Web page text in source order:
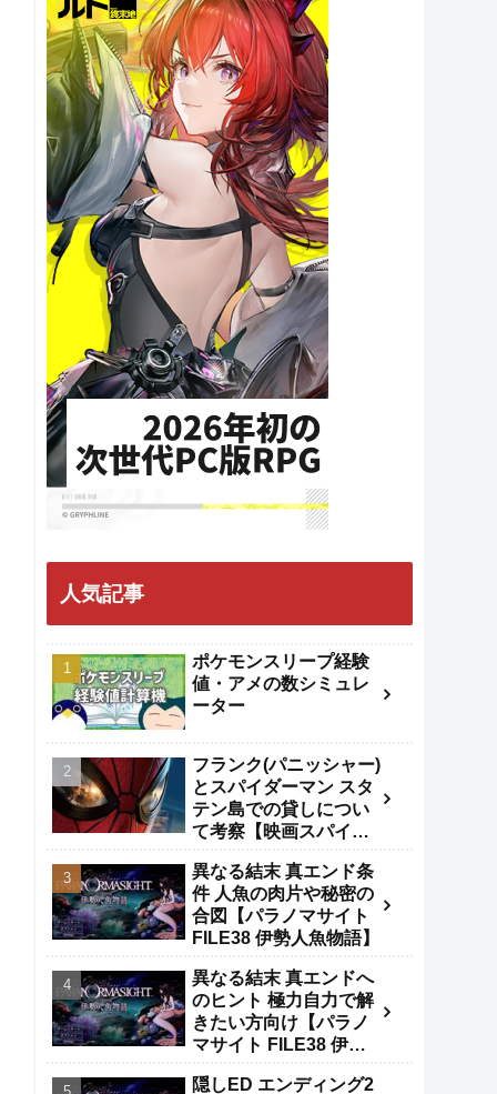
人気記事
ポケモンスリープ経験
値・アメの数シミュレ
ーター
フランク(パニッシャー)
とスパイダーマン スタ
テン島での貸しについ
て考察【映画スパイダ
異なる結末 真エンド条
件 人魚の肉片や秘密の
合図【パラノマサイト
FILE38 伊勢人魚物語】
異なる結末 真エンドへ
のヒント 極力自力で解
きたい方向け【パラノ
マサイト FILE38 伊勢
隠しED エンディング2